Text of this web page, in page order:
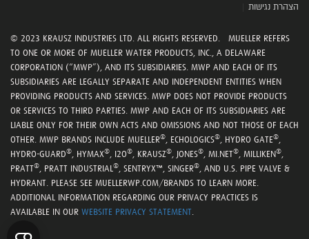
הצהרת נגישות
© 2023 KRAUSZ INDUSTRIES LTD. ALL RIGHTS RESERVED. MUELLER REFERS
TO ONE OR MORE OF MUELLER WATER PRODUCTS, INC., A DELAWARE
CORPORATION (“MWP”), AND ITS SUBSIDIARIES. MWP AND EACH OF ITS
SUBSIDIARIES ARE LEGALLY SEPARATE AND INDEPENDENT ENTITIES WHEN
PROVIDING PRODUCTS AND SERVICES. MWP DOES NOT PROVIDE PRODUCTS
OR SERVICES TO THIRD PARTIES. MWP AND EACH OF ITS SUBSIDIARIES ARE
LIABLE ONLY FOR THEIR OWN ACTS AND OMISSIONS AND NOT THOSE OF EACH
OTHER. MWP BRANDS INCLUDE MUELLER® , ECHOLOGICS® , HYDRO GATE®
HYDRO-GUARD® , HYMAX® , I2O® , KRAUSZ® , JONES® , MI.NET® , MILLIKEN®
PRATT® , PRATT INDUSTRIAL® , SENTRYX™, SINGER®
, AND U.S. PIPE VALVE &
HYDRANT. PLEASE SEE MUELLERWP.COM/BRANDS TO LEARN MORE.
ADDITIONAL INFORMATION REGARDING OUR PRIVACY PRACTICES IS
AVAILABLE IN OUR WEBSITE PRIVACY STATEMENT